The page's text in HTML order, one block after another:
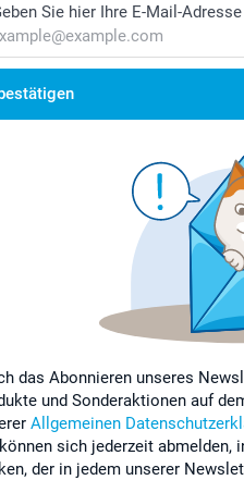
Sie hier Ihre E-Mail-
das Abonnieren unseres
und Sonderaktionen auf
Allgemeinen
sich jederzeit abmelden,
der in jedem unserer